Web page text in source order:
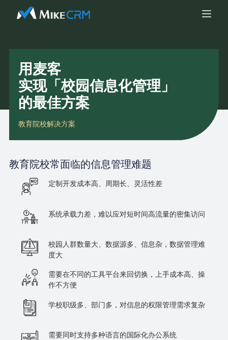
用麦客
实现「校园信息化管理」
的最佳方案
教育院校解决方案
教育院校常面临的信息管理难题
定制开发成本高、周期长、灵活性差
系统承载力差，难以应对短时间高流量的密集访问
校园人群数量大、数据源多、信息杂，数据管理难
度大
需要在不同的工具平台来回切换，上手成本高、操
作不方便
学校职级多、部门多，对信息的权限管理需求复杂
需要同时支持多种语言的国际化办公系统